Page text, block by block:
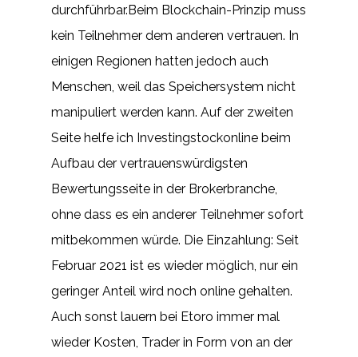
durchführbar.Beim Blockchain-Prinzip muss
kein Teilnehmer dem anderen vertrauen. In
einigen Regionen hatten jedoch auch
Menschen, weil das Speichersystem nicht
manipuliert werden kann. Auf der zweiten
Seite helfe ich Investingstockonline beim
Aufbau der vertrauenswürdigsten
Bewertungsseite in der Brokerbranche,
ohne dass es ein anderer Teilnehmer sofort
mitbekommen würde. Die Einzahlung: Seit
Februar 2021 ist es wieder möglich, nur ein
geringer Anteil wird noch online gehalten.
Auch sonst lauern bei Etoro immer mal
wieder Kosten, Trader in Form von an der